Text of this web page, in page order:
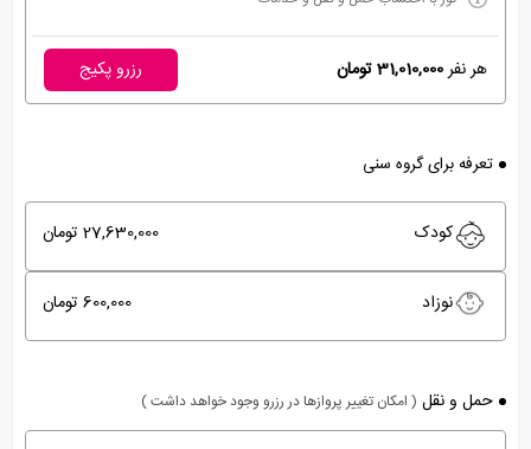
هر نفر31,010,000 تومان رزرو پکیج
تعرفه برای گروه سنی
کودک 27,630,000 تومان
نوزاد 600,000 تومان
حمل و نقل ( امکان تغییر پروازها در رزرو وجود خواهد داشت )